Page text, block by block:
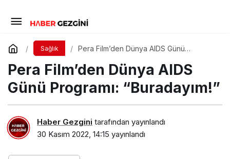
Sağlık
Pera Film’den Dünya AIDS Günü
Pera Film’den Dünya AIDS
Günü Programı: “Buradayım!”
Haber Gezgini tarafından yayınlandı
30 Kasım 2022, 14:15 yayınlandı